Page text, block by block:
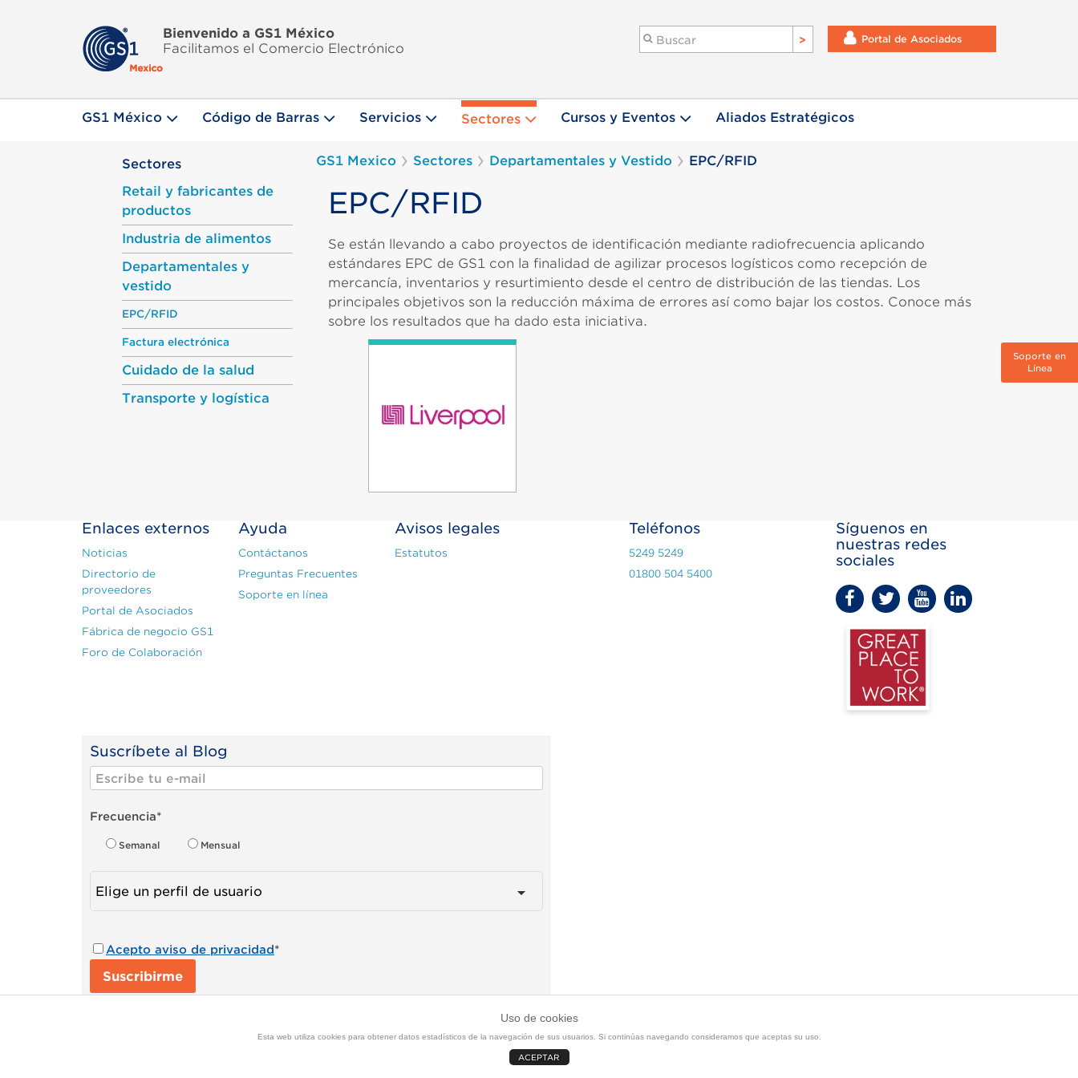
Bienvenido a GS1 México
Facilitamos el Comercio Electrónico
Portal de Asociados
GS1 México Código de Barras Servicios Sectores Cursos y Eventos Aliados Estratégicos
Soporte en
Línea
Sectores
Retail y fabricantes de
productos
Industria de alimentos
Departamentales y
vestido
EPC/RFID
Factura electrónica
Cuidado de la salud
Transporte y logística
GS1 Mexico Sectores Departamentales y Vestido EPC/RFID
EPC/RFID
Se están llevando a cabo proyectos de identificación mediante radiofrecuencia aplicando
estándares EPC de GS1 con la finalidad de agilizar procesos logísticos como recepción de
mercancía, inventarios y resurtimiento desde el centro de distribución de las tiendas. Los
principales objetivos son la reducción máxima de errores así como bajar los costos. Conoce más
sobre los resultados que ha dado esta iniciativa.
Enlaces externos
Noticias
Directorio de
proveedores
Portal de Asociados
Fábrica de negocio GS1
Foro de Colaboración
Ayuda
Contáctanos
Preguntas Frecuentes
Soporte en línea
Avisos legales
Estatutos
Teléfonos
5249 5249
01800 504 5400
Síguenos en
nuestras redes
sociales
Suscríbete al Blog
Frecuencia*
Semanal Mensual
Acepto aviso de privacidad*
Uso de cookies
Esta web utiliza cookies para obtener datos estadísticos de la navegación de sus usuarios. Si continúas navegando consideramos que aceptas su uso.
ACEPTAR